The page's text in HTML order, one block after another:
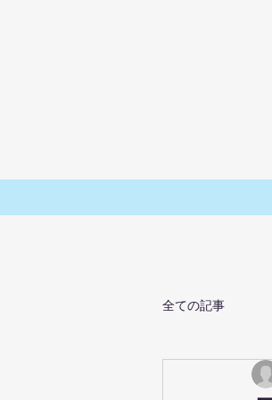
全ての記事